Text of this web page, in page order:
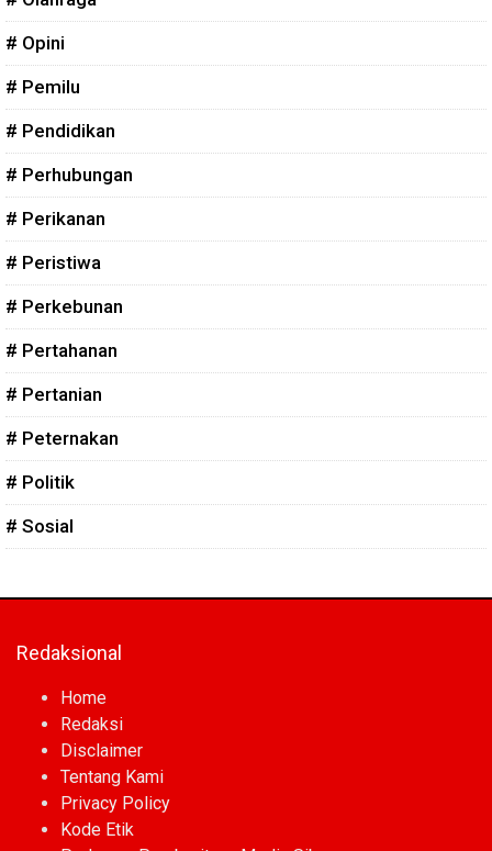
# Opini
# Pemilu
# Pendidikan
# Perhubungan
# Perikanan
# Peristiwa
# Perkebunan
# Pertahanan
# Pertanian
# Peternakan
# Politik
# Sosial
Redaksional
Home
Redaksi
Disclaimer
Tentang Kami
Privacy Policy
Kode Etik